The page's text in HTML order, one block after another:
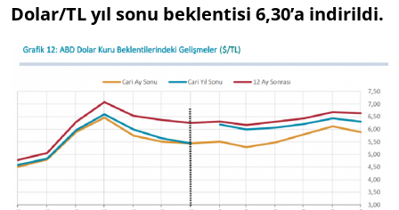
Dolar/TL yıl sonu beklentisi 6,30’a indirildi.